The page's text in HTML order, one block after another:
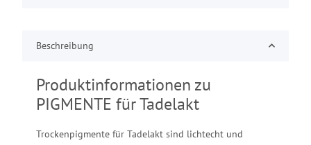
Beschreibung
Produktinformationen zu
PIGMENTE für Tadelakt
Trockenpigmente für Tadelakt sind lichtecht und